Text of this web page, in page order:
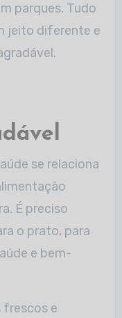
parques. Tudo
jeito diferente e
se relaciona
É preciso
o prato, para
e bem-
frescos e